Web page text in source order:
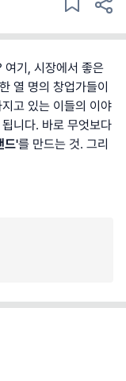
여기, 시장에서 좋은
열 명의 창업가들이
고 있는 이들의 이야
니다. 바로 무엇보다
드'를 만드는 것. 그리